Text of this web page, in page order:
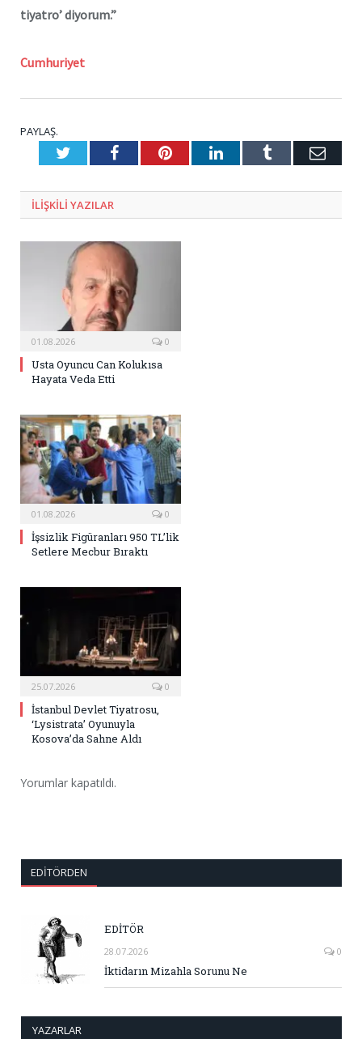
tiyatro’ diyorum.”
Cumhuriyet
PAYLAŞ.
TwitterFacebookPinterestLinkedInTumblr E-
ILIŞKILI YAZILAR
01.08.2026 0
Usta Oyuncu Can Kolukısa
Hayata Veda Etti
01.08.2026 0
İşsizlik Figüranları 950 TL’lik
Setlere Mecbur Bıraktı
25.07.2026 0
İstanbul Devlet Tiyatrosu,
‘Lysistrata’ Oyunuyla
Kosova’da Sahne Aldı
Yorumlar kapatıldı.
EDITÖRDEN
EDİTÖR
28.07.2026 0
İktidarın Mizahla Sorunu Ne
YAZARLAR